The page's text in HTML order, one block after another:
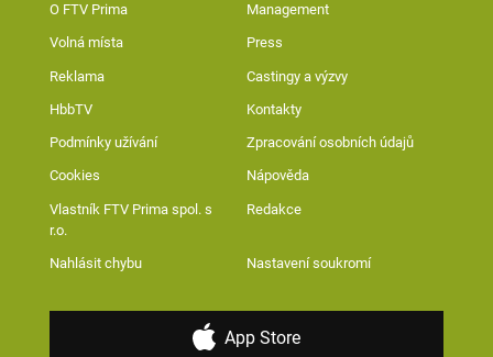
O FTV Prima Management
Volná místa Press
Reklama Castingy a výzvy
HbbTV Kontakty
Podmínky užívání Zpracování osobních údajů
Cookies Nápověda
Vlastník FTV Prima spol. s
r.o.
Redakce
Nahlásit chybu Nastavení soukromí
App Store